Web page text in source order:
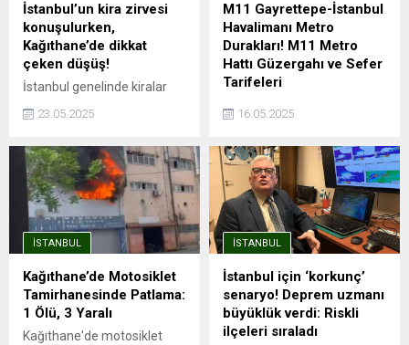
İstanbul’un kira zirvesi
konuşulurken,
Kağıthane’de dikkat
çeken düşüş!
İstanbul genelinde kiralar
rekor seviyelere ulaşırken,
Sarıyer, Beşiktaş ve Kadıköy
90 bin TL’yi aşmış durumda.
Endeksa verilerine göre,
İstanbul’da kira fiyatları bir
önceki yıla göre %41,49
artarak ortalama 26.490
TL’ye yükseldi. Ancak bu
genel artış trendinin aksine,
Kağıthane kiralık ve satılık
konut değer artışında
İstanbul’un en...
23.05.2025
M11 Gayrettepe-İstanbul
Havalimanı Metro
Durakları! M11 Metro
Hattı Güzergahı ve Sefer
Tarifeleri
İstanbul'da şehrin dört bir
yanına hızlı ve güvenli
metro hatları, aynı zamanda
trafik sorununa da büyük
ölçüde çözüm oluyor.
Avrupa Yakası'nda önemli
aktarma istasyonları ile
entegrasyonu olan ve
İstanbul Havalimanı'na ...
16.05.2025
İSTANBUL
Kağıthane’de Motosiklet
Tamirhanesinde Patlama:
1 Ölü, 3 Yaralı
Kağıthane'de motosiklet
İSTANBUL
İstanbul için ‘korkunç’
senaryo! Deprem uzmanı
büyüklük verdi: Riskli
ilçeleri sıraladı